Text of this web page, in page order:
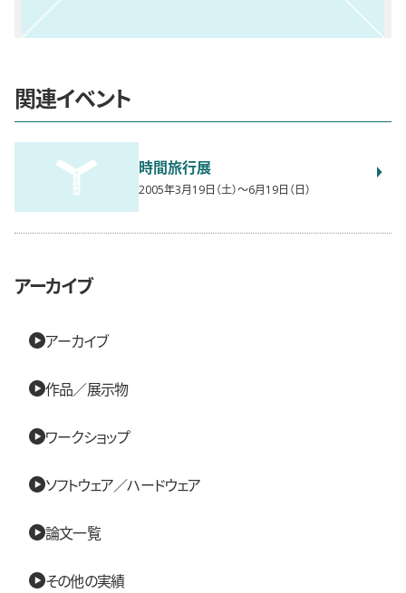
関連イベント
時間旅行展
2005年3月19日（土）〜6月19日（日）
アーカイブ
アーカイブ
作品／展示物
ワークショップ
ソフトウェア／ハードウェア
論文一覧
その他の実績